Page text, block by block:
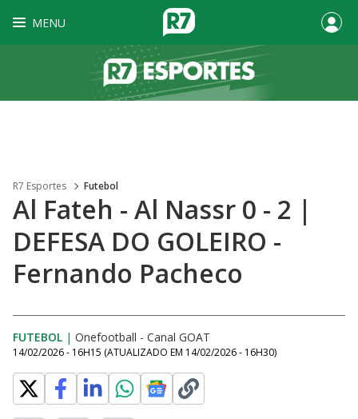
MENU
R7 Esportes Futebol
Al Fateh - Al Nassr 0 - 2 |
DEFESA DO GOLEIRO -
Fernando Pacheco
FUTEBOL | Onefootball - Canal GOAT
14/02/2026 - 16H15 (ATUALIZADO EM 14/02/2026 - 16H30)